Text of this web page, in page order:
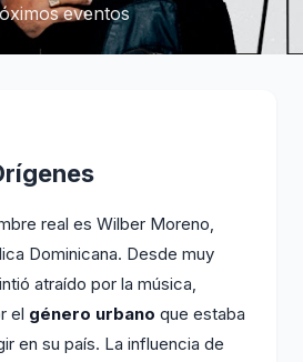
eventos
real es Wilber Moreno,
Dominicana. Desde muy
atraído por la música,
el género urbano que estaba
en su país. La influencia de